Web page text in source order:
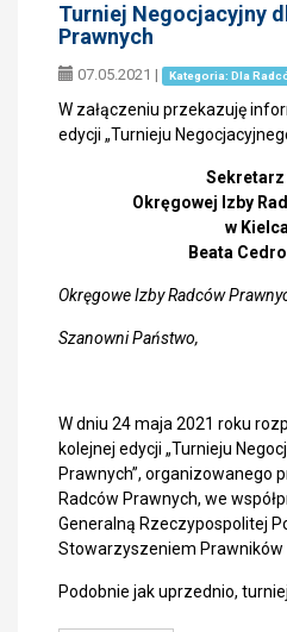
Turniej Negocjacyjny
Prawnych
07.05.2021 | Kategoria: Dla
W załączeniu przekazuję
edycji „Turnieju
Sekretarz
Okręgowej Izby
w
Beata
Okręgowe Izby Radców
Szanowni Państwo,
W dniu 24 maja 2021 roku
kolejnej edycji „Turnieju
Prawnych”, organizowanego
Radców Prawnych, we
Generalną Rzeczypospolitej
Stowarzyszeniem Prawników
Podobnie jak uprzednio,